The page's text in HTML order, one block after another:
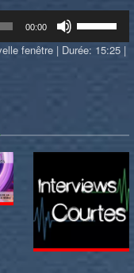
00:00
Utilisez
les
diminuer
le
fenêtre | Durée: 15:25 |